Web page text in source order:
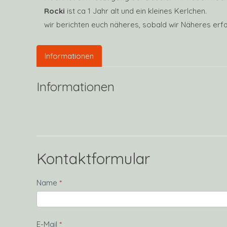
Rocki ist ca 1 Jahr alt und ein kleines Kerlchen.
wir berichten euch näheres, sobald wir Näheres
Informationen
Informationen
Kontaktformular
Kontakt
Name *
E-Mail *